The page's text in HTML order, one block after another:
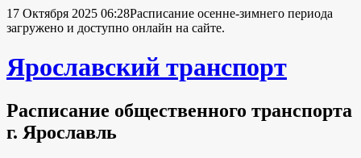
17 Октября 2025 06:28Расписание осенне-зимнего периода
загружено и доступно онлайн на сайте.
Ярославский транспорт
Расписание общественного транспорта
г. Ярославль